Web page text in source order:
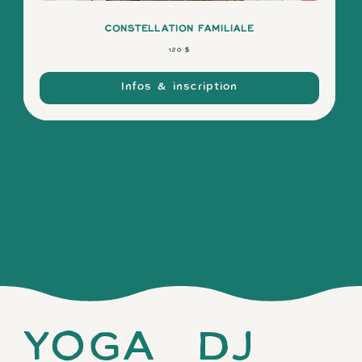
CONSTELLATION FAMILIALE
120 $
Infos & inscription
YOGA
DJ